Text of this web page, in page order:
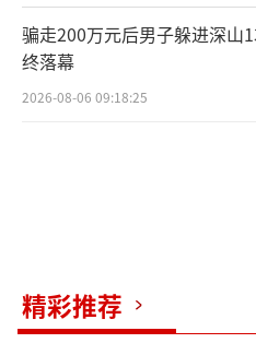
骗走200万元后男子躲进深山
终落幕
2026-08-06 09:18:25
精彩推荐